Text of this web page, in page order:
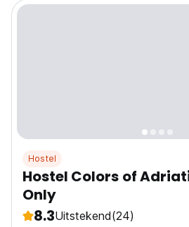
Hostel
Hostel Colors of
Only
8.3Uitstekend(24)